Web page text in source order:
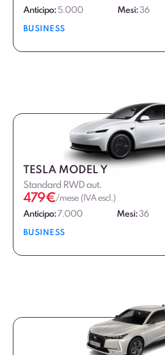
Anticipo:5.000 Mesi:36
BUSINESS
TESLA MODEL Y
Standard RWD aut.
479€/mese (IVA escl.)
Anticipo:7.000 Mesi:36
BUSINESS